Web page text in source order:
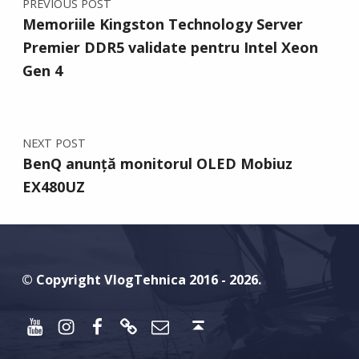
Memoriile Kingston Technology Server
Premier DDR5 validate pentru Intel Xeon
Gen 4
NEXT POST
BenQ anunță monitorul OLED Mobiuz
EX480UZ
© Copyright VlogTehnica 2016 - 2026.